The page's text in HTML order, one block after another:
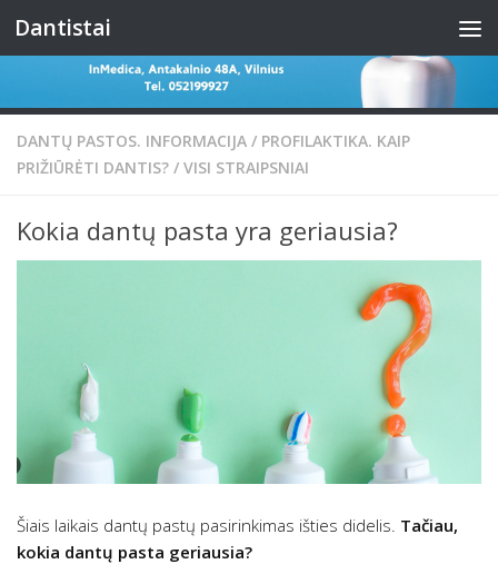
Skip to content
Dantistai
DANTŲ PASTOS. INFORMACIJA / PROFILAKTIKA. KAIP
PRIŽIŪRĖTI DANTIS? / VISI STRAIPSNIAI
Kokia dantų pasta yra geriausia?
Šiais laikais dantų pastų pasirinkimas išties didelis. Tačiau,
kokia dantų pasta geriausia?